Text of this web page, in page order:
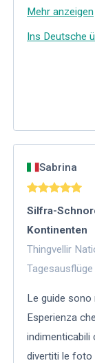
Mehr anzeigen
Ins Deutsche
Sabrina
Silfra-
Kontinenten
Thingvellir
Le guide sono
Esperienza
indimenticabili
divertiti le foto